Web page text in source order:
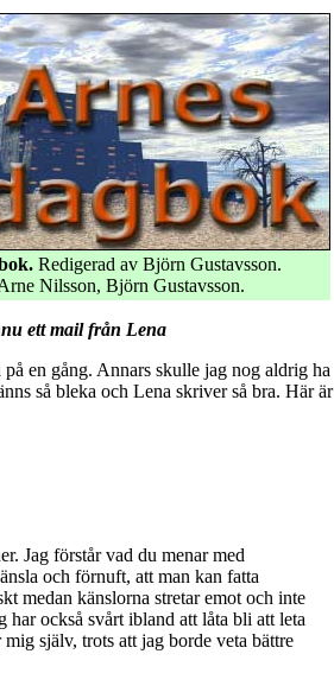
Redigerad av Björn Gustavsson.
Nilsson, Björn Gustavsson.
ett mail från Lena
en gång. Annars skulle jag nog aldrig ha
så bleka och Lena skriver så bra. Här är
Jag förstår vad du menar med
och förnuft, att man kan fatta
medan känslorna stretar emot och inte
har också svårt ibland att låta bli att leta
själv, trots att jag borde veta bättre